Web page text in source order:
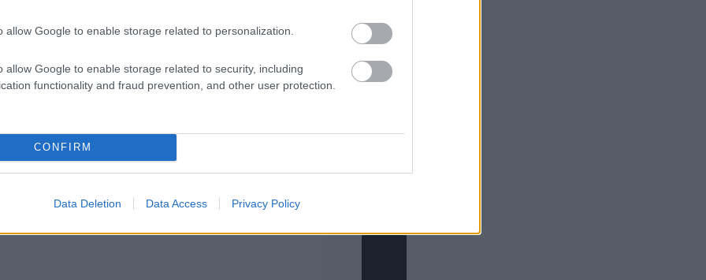
allow Google to enable storage related to personalization.
allow Google to enable storage related to security, including
functionality and fraud prevention, and other user protection.
CONFIRM
Data Deletion Data Access Privacy Policy
a világítási adatok összehasonlítását. A PDI
a „valódi és összetett felhőképeket” a nap